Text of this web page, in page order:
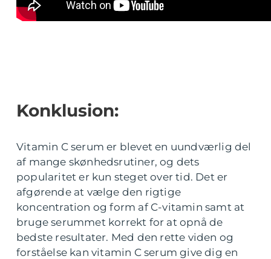
Konklusion:
Vitamin C serum er blevet en uundværlig del
af mange skønhedsrutiner, og dets
popularitet er kun steget over tid. Det er
afgørende at vælge den rigtige
koncentration og form af C-vitamin samt at
bruge serummet korrekt for at opnå de
bedste resultater. Med den rette viden og
forståelse kan vitamin C serum give dig en